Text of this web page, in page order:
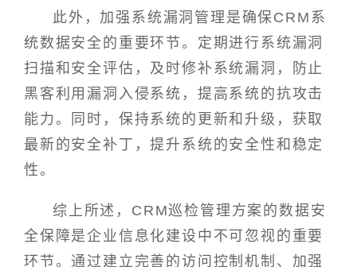
此外，加强系统漏洞管理是确保CRM系
统数据安全的重要环节。定期进行系统漏洞
扫描和安全评估，及时修补系统漏洞，防止
黑客利用漏洞入侵系统，提高系统的抗攻击
能力。同时，保持系统的更新和升级，获取
最新的安全补丁，提升系统的安全性和稳定
性。
综上所述，CRM巡检管理方案的数据安
全保障是企业信息化建设中不可忽视的重要
环节。通过建立完善的访问控制机制、加强